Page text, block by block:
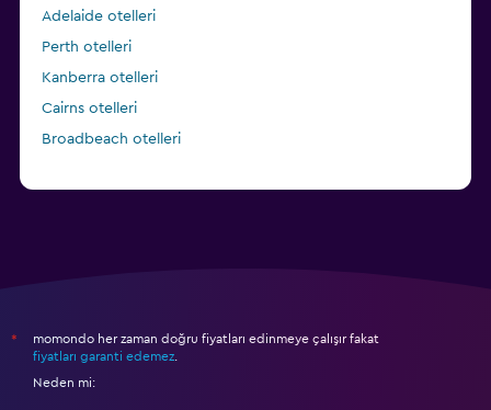
Adelaide otelleri
Perth otelleri
Kanberra otelleri
Cairns otelleri
Broadbeach otelleri
*
momondo her zaman doğru fiyatları edinmeye çalışır fakat
fiyatları garanti edemez
Neden mi: